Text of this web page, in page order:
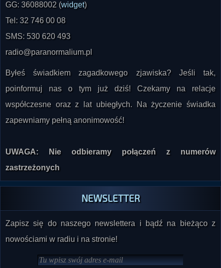
GG: 36088002 (widget)
Tel: 32 746 00 08
SMS: 530 620 493
radio@paranormalium.pl
Byłeś świadkiem zagadkowego zjawiska? Jeśli tak,
poinformuj nas o tym już dziś! Czekamy na relacje
współczesne oraz z lat ubiegłych. Na życzenie świadka
zapewniamy pełną anonimowość!
UWAGA: Nie odbieramy połączeń z numerów
zastrzeżonych
NEWSLETTER
Zapisz się do naszego newslettera i bądź na bieżąco z
nowościami w radiu i na stronie!